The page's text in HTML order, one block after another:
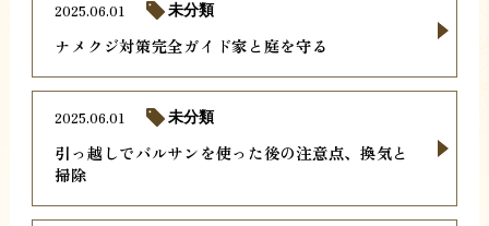
ナメクジ対策完全ガイド家と庭を守る
2025.06.01 未分類
引っ越しでバルサンを使った後の注意点、換気と
掃除
2025.06.01 未分類